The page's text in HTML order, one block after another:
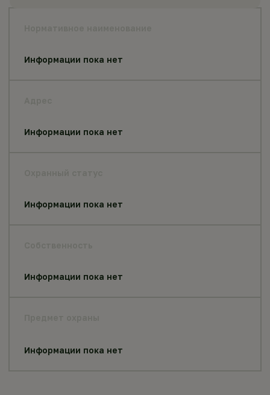
Информации пока нет
Информации пока нет
Информации пока нет
Информации пока нет
Информации пока нет